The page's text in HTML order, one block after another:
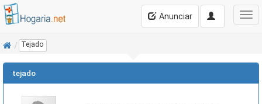
Anunciar
InicioTejado
tejado